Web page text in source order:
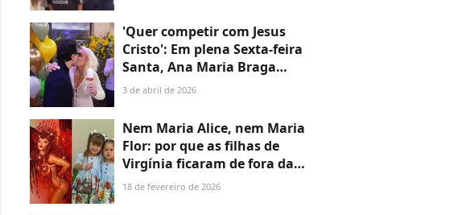
Silvio Santos. Vídeo!
'Quer competir com Jesus
Cristo': Em plena Sexta-feira
Santa, Ana Maria Braga
dança com robôs de LED,
com o marido ao vivo; web
reage
3 de abril de 2026
Nem Maria Alice, nem Maria
Flor: por que as filhas de
Virgínia ficaram de fora da
estreia da mãe na Sapucaí?
18 de fevereiro de 2026